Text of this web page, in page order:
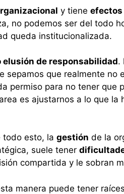
y tiene
no podemos ser del todo
queda institucionalizada.
elusión de responsabilidad.
sepamos que realmente
permiso para no tener
es ajustarnos a lo que
todo esto, la gestión de la
suele tener
compartida y le sobran
manera puede tener